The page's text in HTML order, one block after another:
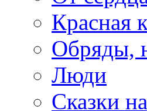
Красная
Обряды,
Люди
Сказки